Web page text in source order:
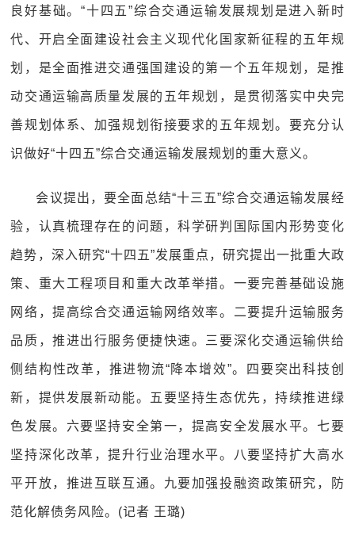
良好基础。“十四五”综合交通运输发展规划是进入新时
代、开启全面建设社会主义现代化国家新征程的五年规
划，是全面推进交通强国建设的第一个五年规划，是推
动交通运输高质量发展的五年规划，是贯彻落实中央完
善规划体系、加强规划衔接要求的五年规划。要充分认
识做好“十四五”综合交通运输发展规划的重大意义。
会议提出，要全面总结“十三五”综合交通运输发展经
验，认真梳理存在的问题，科学研判国际国内形势变化
趋势，深入研究“十四五”发展重点，研究提出一批重大政
策、重大工程项目和重大改革举措。一要完善基础设施
网络，提高综合交通运输网络效率。二要提升运输服务
品质，推进出行服务便捷快速。三要深化交通运输供给
侧结构性改革，推进物流“降本增效”。四要突出科技创
新，提供发展新动能。五要坚持生态优先，持续推进绿
色发展。六要坚持安全第一，提高安全发展水平。七要
坚持深化改革，提升行业治理水平。八要坚持扩大高水
平开放，推进互联互通。九要加强投融资政策研究，防
范化解债务风险。(记者 王璐)